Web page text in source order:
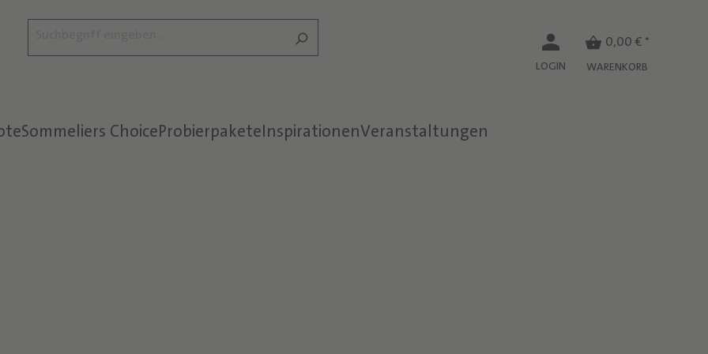
LOGIN
0,00 € *
WARENKORB
Sommeliers ChoiceProbierpaketeInspirationenVeranstaltungen